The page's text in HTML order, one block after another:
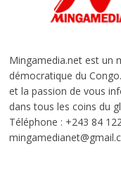
Mingamedia.net est un
démocratique du
et la passion de vous
dans tous les coins du
Téléphone : +243 84